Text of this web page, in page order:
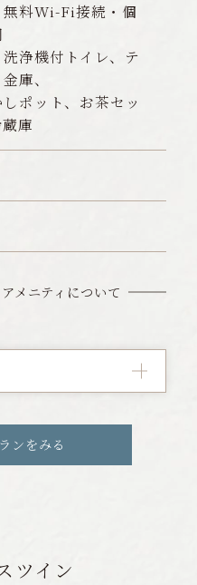
無料Wi-Fi接続・個
浄機付トイレ、テ
庫、
ポット、お茶セッ
庫
アメニティについて
ンをみる
ツイン